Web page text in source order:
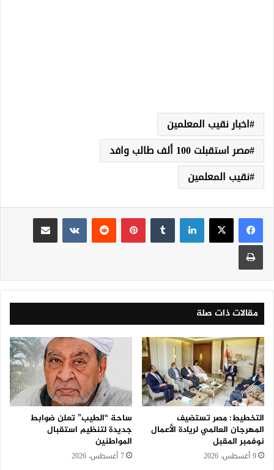
اخبار نقيب المعلمين
مصر استقبلت 100 ألف طالب وافد
نقيب المعلمين
لينكدإن بينتيريست
مقالات ذات صلة
التخطيط: مصر تستضيف
المهرجان العالمي لريادة الأعمال
نوفمبر المقبل
9 أغسطس، 2026
ساحة “الطيب” تعلن ضوابط
جديدة لتنظيم استقبال
المواطنين
7 أغسطس، 2026